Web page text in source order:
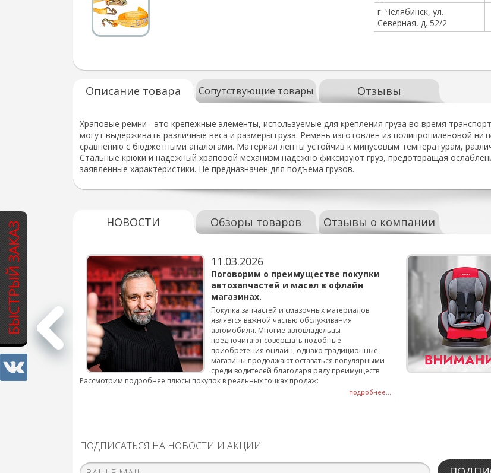
БЫСТРЫЙ ЗАКАЗ
г. Челябинск, ул.
Северная, д. 52/2
Описание товара Сопутствующие товары Отзывы
Храповые ремни - это крепежные элементы, используемые для крепления груза во время
могут выдерживать различные веса и размеры груза. Ремень изготовлен из полипропиленовой
сравнению с бюджетными аналогами. Материал ленты устойчив к минусовым температурам,
Стальные крюки и надежный храповой механизм надёжно фиксируют груз, предотвращая
заявленные характеристики. Не предназначен для подъема грузов.
НОВОСТИ Обзоры товаров Отзывы о компании
для
смены шин на
подробнее...
11.03.2026
Поговорим о преимуществе покупки
автозапчастей и масел в офлайн
магазинах.
Покупка запчастей и смазочных материалов
является важной частью обслуживания
автомобиля. Многие автовладельцы
предпочитают совершать подобные
приобретения онлайн, однако традиционные
магазины продолжают оставаться популярными
среди водителей благодаря ряду преимуществ.
Рассмотрим подробнее плюсы покупок в реальных точках продаж:
подробнее...
ПОДПИСАТЬСЯ НА НОВОСТИ И АКЦИИ